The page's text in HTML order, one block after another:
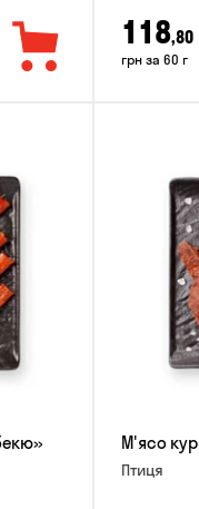
118,80
грн за 60 г
М'ясо
Птиця